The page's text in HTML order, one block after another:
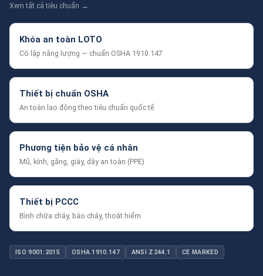
Xem tất cả tiêu chuẩn →
Khóa an toàn LOTO
Cô lập năng lượng — chuẩn OSHA 1910.147
Thiết bị chuẩn OSHA
An toàn lao động theo tiêu chuẩn quốc tế
Phương tiện bảo vệ cá nhân
Mũ, kính, găng, giày, dây an toàn (PPE)
Thiết bị PCCC
Bình chữa cháy, báo cháy, thoát hiểm
ISO 9001:2015 OSHA 1910.147 ANSI Z244.1 CE MARKED